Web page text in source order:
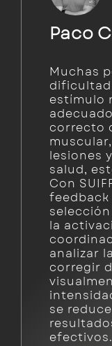
Paco
Muchas
dificultad
estímulo
correcto
lesiones
salud,
Con
la
analizar
corregir
se
efectivos.